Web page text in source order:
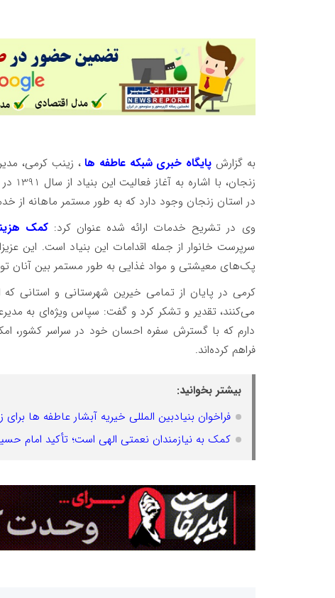
به گزارش پایگاه خبری شبکه عاطفه ها، زینب کرمی،
در استان زنجان وجود دارد که به طور مستمر ماهانه از
وی در تشریح خدمات ارائه شده عنوان کرد: کمک
سرپرست خانوار از جمله اقدامات این بنیاد است. این
پک‌های معیشتی و مواد غذایی به طور مستمر بین آنان
کرمی در پایان از تمامی خیرین شهرستانی و استانی که
می‌کنند، تقدیر و تشکر کرد و گفت: سپاس ویژه‌ای به
دارم که با گسترش سفره احسان خود در سراسر کشور،
فراهم کرده‌اند.
بیشتر بخوانید:
فراخوان بنیادبین المللی خیریه آبشار عاطفه ها
کمک به نیازمندان نعمتی الهی است؛ تأکید امام